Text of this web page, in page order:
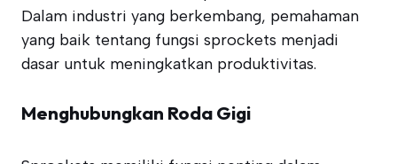
Dalam industri yang berkembang, pemahaman
yang baik tentang fungsi sprockets menjadi
dasar untuk meningkatkan produktivitas.
Menghubungkan Roda Gigi